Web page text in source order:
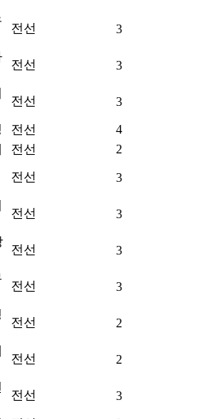
전선 3
전선 3
전선 3
전선 4
전선 2
전선 3
전선 3
전선 3
전선 3
전선 2
전선 2
전선 3